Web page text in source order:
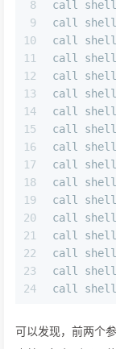
8
9
10
11
12
13
14
15
16
17
18
19
20
21
22
23
24
call
call
call
call
call
call
call
call
call
call
call
call
call
call
call
call
call
可以发现，前两个